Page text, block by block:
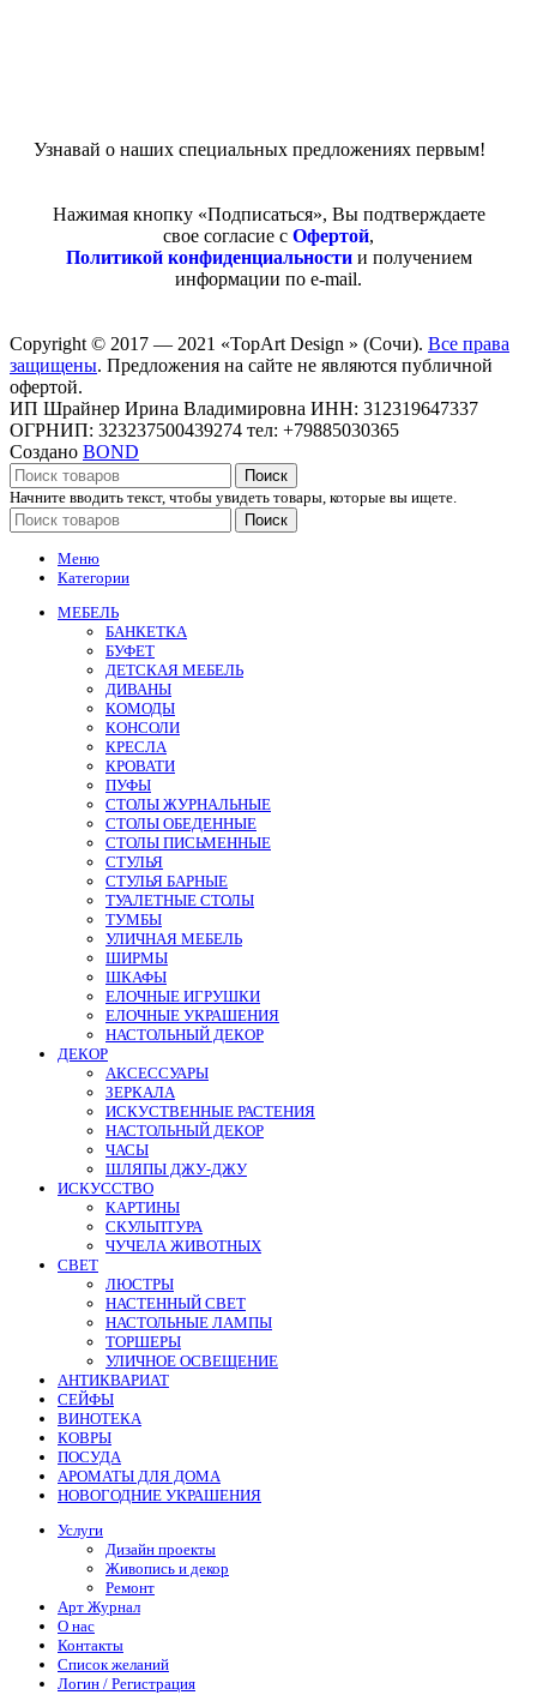
Узнавай о наших специальных предложениях первым!
Нажимая кнопку «Подписаться», Вы подтверждаете
свое согласие с Офертой,
Политикой конфиденциальностии получением
информации по e-mail.
Copyright © 2017 — 2021 «TopArt Design » (Сочи). Все права
защищены. Предложения на сайте не являются публичной
офертой.
ИП Шрайнер Ирина Владимировна ИНН: 312319647337
ОГРНИП: 323237500439274 тел: +79885030365
Создано BOND
Поиск
Начните вводить текст, чтобы увидеть товары, которые вы ищете.
Поиск
Меню
Категории
МЕБЕЛЬ
БАНКЕТКА
БУФЕТ
ДЕТСКАЯ МЕБЕЛЬ
ДИВАНЫ
КОМОДЫ
КОНСОЛИ
КРЕСЛА
КРОВАТИ
ПУФЫ
СТОЛЫ ЖУРНАЛЬНЫЕ
СТОЛЫ ОБЕДЕННЫЕ
СТОЛЫ ПИСЬМЕННЫЕ
СТУЛЬЯ
СТУЛЬЯ БАРНЫЕ
ТУАЛЕТНЫЕ СТОЛЫ
ТУМБЫ
УЛИЧНАЯ МЕБЕЛЬ
ШИРМЫ
ШКАФЫ
ЕЛОЧНЫЕ ИГРУШКИ
ЕЛОЧНЫЕ УКРАШЕНИЯ
НАСТОЛЬНЫЙ ДЕКОР
ДЕКОР
АКСЕССУАРЫ
ЗЕРКАЛА
ИСКУСТВЕННЫЕ РАСТЕНИЯ
НАСТОЛЬНЫЙ ДЕКОР
ЧАСЫ
ШЛЯПЫ ДЖУ-ДЖУ
ИСКУССТВО
КАРТИНЫ
СКУЛЬПТУРА
ЧУЧЕЛА ЖИВОТНЫХ
СВЕТ
ЛЮСТРЫ
НАСТЕННЫЙ СВЕТ
НАСТОЛЬНЫЕ ЛАМПЫ
ТОРШЕРЫ
УЛИЧНОЕ ОСВЕЩЕНИЕ
АНТИКВАРИАТ
СЕЙФЫ
ВИНОТЕКА
КОВРЫ
ПОСУДА
АРОМАТЫ ДЛЯ ДОМА
НОВОГОДНИЕ УКРАШЕНИЯ
Услуги
Дизайн проекты
Живопись и декор
Ремонт
Арт Журнал
О нас
Контакты
Список желаний
Логин / Регистрация